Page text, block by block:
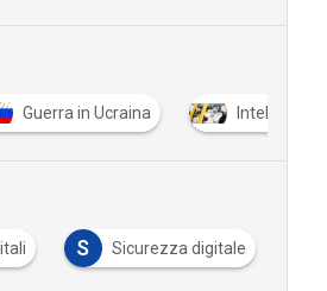
Guerra in Ucraina
S Sicurezza digitale